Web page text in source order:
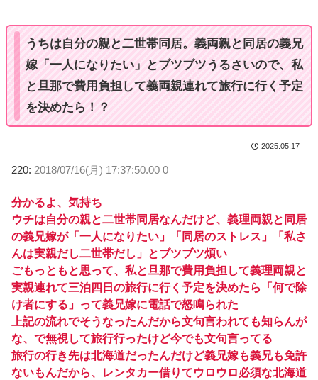
うちは自分の親と二世帯同居。義両親と同居の義兄
嫁「一人になりたい」とブツブツうるさいので、私
と旦那で費用負担して義両親連れて旅行に行く予定
を決めたら！？
2025.05.17
220: 2018/07/16(月) 17:37:50.00 0
分かるよ、気持ち
ウチは自分の親と二世帯同居なんだけど、義理両親と同居
の義兄嫁が「一人になりたい」「同居のストレス」「私さ
んは実親だし二世帯だし」とブツブツ煩い
ごもっともと思って、私と旦那で費用負担して義理両親と
実親連れて三泊四日の旅行に行く予定を決めたら「何で除
け者にする」って義兄嫁に電話で怒鳴られた
上記の流れでそうなったんだから文句言われても知らんが
な、で無視して旅行行ったけど今でも文句言ってる
旅行の行き先は北海道だったんだけど義兄嫁も義兄も免許
ないもんだから、レンタカー借りてウロウロ必須な北海道